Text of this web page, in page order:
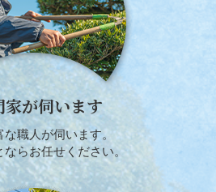
家が伺います
職人が伺います。
ならお任せください。